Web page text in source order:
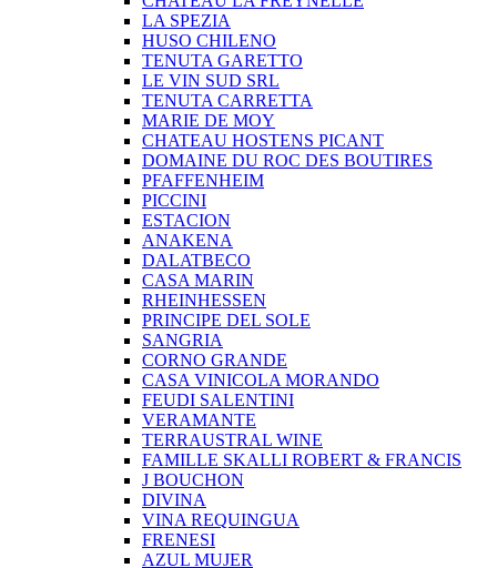
LA SPEZIA
HUSO CHILENO
TENUTA GARETTO
LE VIN SUD SRL
TENUTA CARRETTA
MARIE DE MOY
CHATEAU HOSTENS PICANT
DOMAINE DU ROC DES BOUTIRES
PFAFFENHEIM
PICCINI
ESTACION
ANAKENA
DALATBECO
CASA MARIN
RHEINHESSEN
PRINCIPE DEL SOLE
SANGRIA
CORNO GRANDE
CASA VINICOLA MORANDO
FEUDI SALENTINI
VERAMANTE
TERRAUSTRAL WINE
FAMILLE SKALLI ROBERT & FRANCIS
J BOUCHON
DIVINA
VINA REQUINGUA
FRENESI
AZUL MUJER